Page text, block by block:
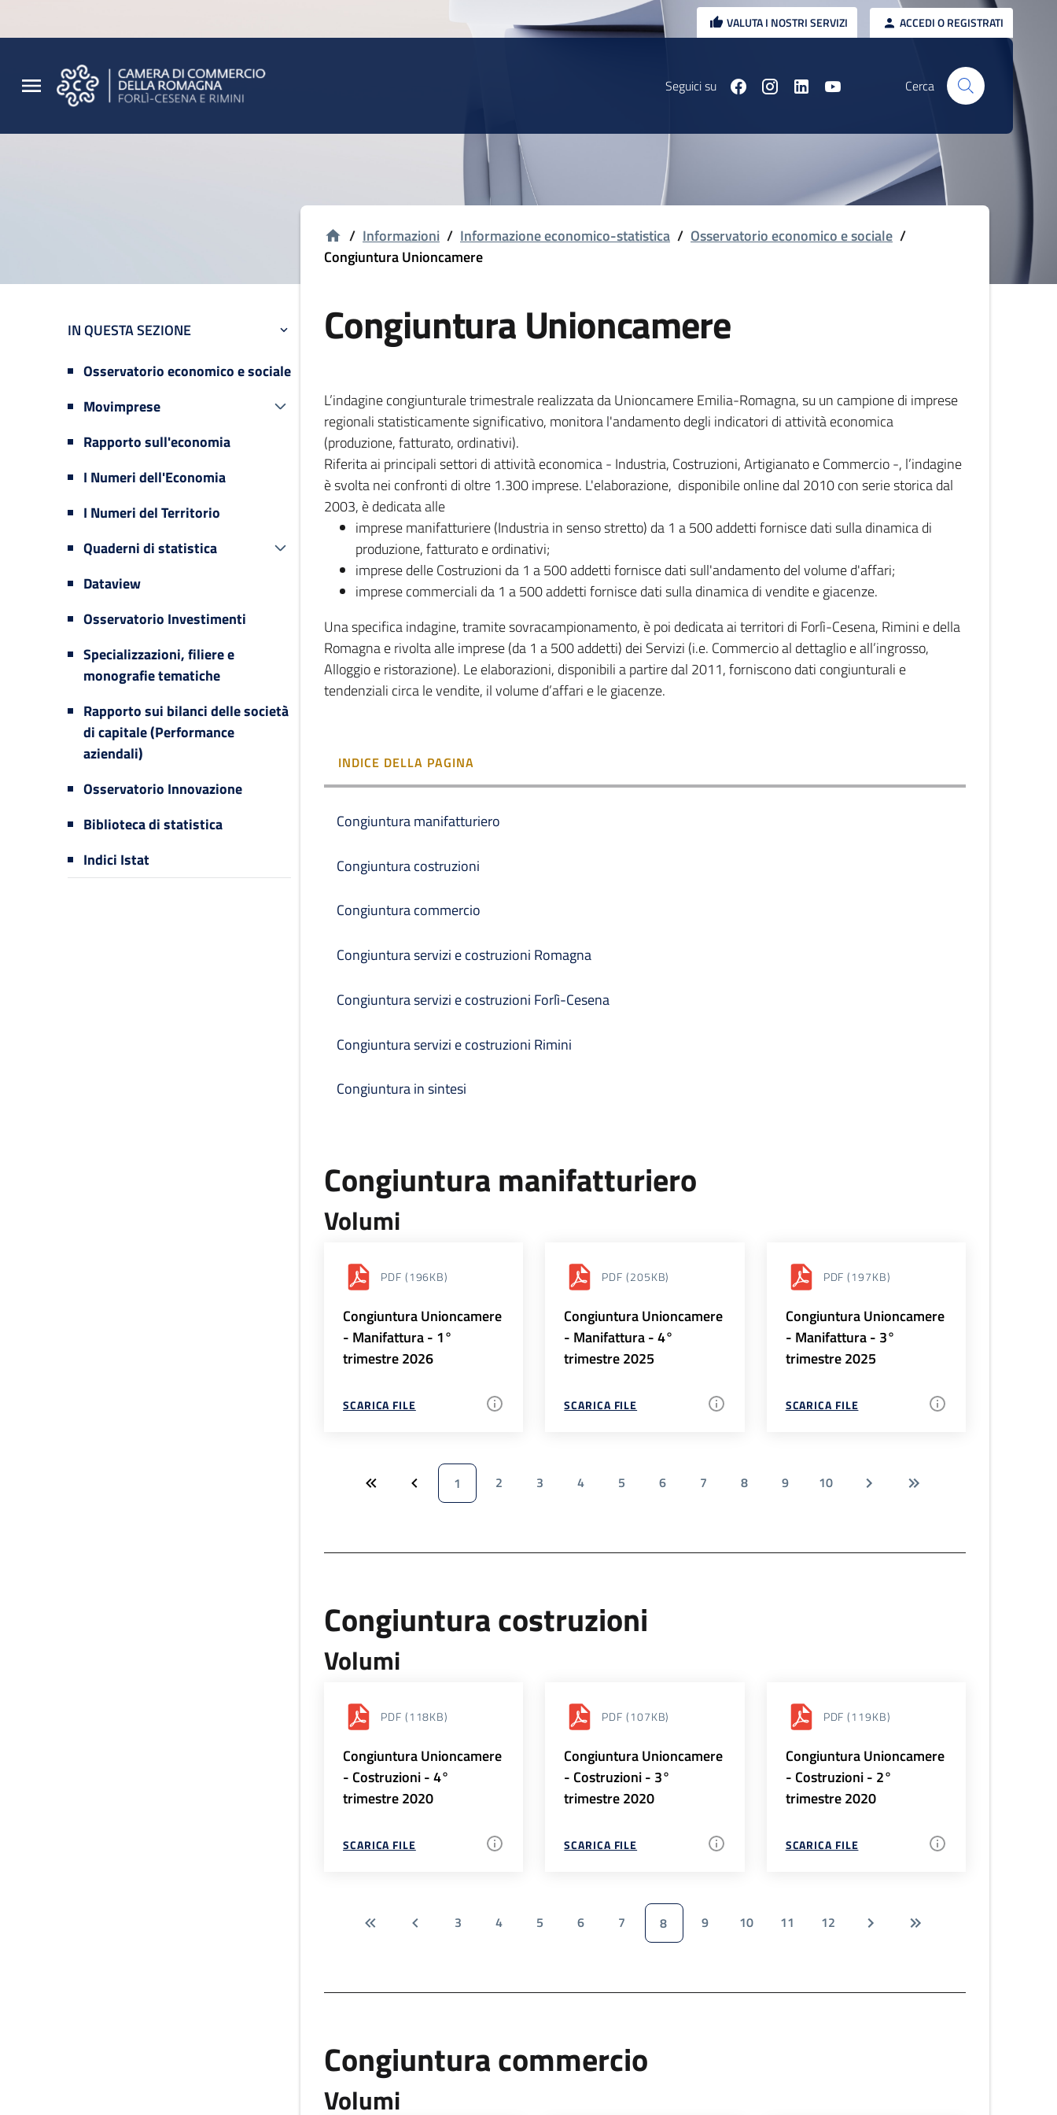
VALUTA I NOSTRI SERVIZI ACCEDI O REGISTRATI
Seguici su Cerca
IN QUESTA SEZIONE
Osservatorio economico e sociale
Movimprese
Rapporto sull'economia
I Numeri dell'Economia
I Numeri del Territorio
Quaderni di statistica
Dataview
Osservatorio Investimenti
Specializzazioni, filiere e
monografie tematiche
Rapporto sui bilanci delle società
di capitale (Performance
aziendali)
Osservatorio Innovazione
Biblioteca di statistica
Indici Istat
/ Informazioni / Informazione economico-statistica / Osservatorio economico e sociale /
Congiuntura Unioncamere
Congiuntura Unioncamere
L’indagine congiunturale trimestrale realizzata da Unioncamere Emilia-Romagna, su un campione di imprese
regionali statisticamente significativo, monitora l'andamento degli indicatori di attività economica
(produzione, fatturato, ordinativi).
Riferita ai principali settori di attività economica - Industria, Costruzioni, Artigianato e Commercio -, l’indagine
è svolta nei confronti di oltre 1.300 imprese. L'elaborazione, disponibile online dal 2010 con serie storica dal
2003, è dedicata alle
imprese manifatturiere (Industria in senso stretto) da 1 a 500 addetti fornisce dati sulla dinamica di
produzione, fatturato e ordinativi;
imprese delle Costruzioni da 1 a 500 addetti fornisce dati sull'andamento del volume d'affari;
imprese commerciali da 1 a 500 addetti fornisce dati sulla dinamica di vendite e giacenze.
Una specifica indagine, tramite sovracampionamento, è poi dedicata ai territori di Forlì-Cesena, Rimini e della
Romagna e rivolta alle imprese (da 1 a 500 addetti) dei Servizi (i.e. Commercio al dettaglio e all’ingrosso,
Alloggio e ristorazione). Le elaborazioni, disponibili a partire dal 2011, forniscono dati congiunturali e
tendenziali circa le vendite, il volume d’affari e le giacenze.
INDICE DELLA PAGINA
Congiuntura manifatturiero
Congiuntura costruzioni
Congiuntura commercio
Congiuntura servizi e costruzioni Romagna
Congiuntura servizi e costruzioni Forlì-Cesena
Congiuntura servizi e costruzioni Rimini
Congiuntura in sintesi
Congiuntura manifatturiero
Volumi
PDF (196KB)
Congiuntura Unioncamere
- Manifattura - 1°
trimestre 2026
SCARICA FILE
PDF (205KB)
Congiuntura Unioncamere
- Manifattura - 4°
trimestre 2025
SCARICA FILE
PDF (197KB)
Congiuntura Unioncamere
- Manifattura - 3°
trimestre 2025
SCARICA FILE
1 2 3 4 5 6 7 8 9 10
Congiuntura costruzioni
Volumi
PDF (118KB)
Congiuntura Unioncamere
- Costruzioni - 4°
trimestre 2020
SCARICA FILE
PDF (107KB)
Congiuntura Unioncamere
- Costruzioni - 3°
trimestre 2020
SCARICA FILE
PDF (119KB)
Congiuntura Unioncamere
- Costruzioni - 2°
trimestre 2020
SCARICA FILE
3 4 5 6 7 8 9 10 11 12
Congiuntura commercio
Volumi